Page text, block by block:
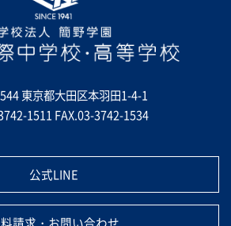
東京都大田区本羽田1-4-1
1511 FAX.03-3742-1534
公式LINE
請求・お問い合わせ